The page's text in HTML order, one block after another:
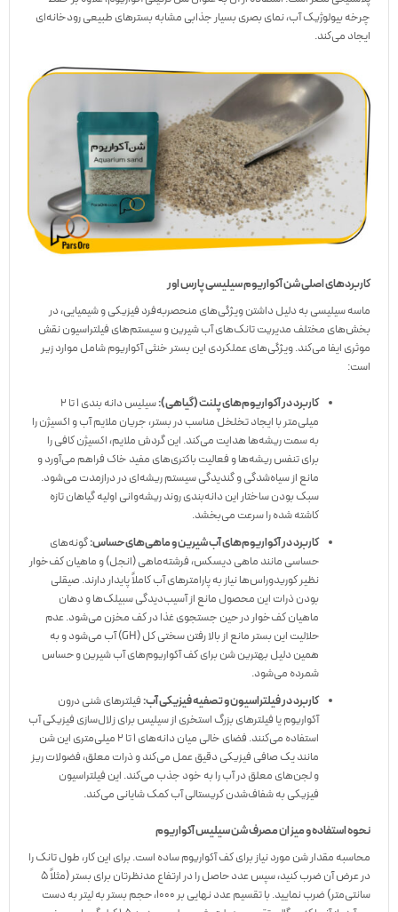
چرخه بیولوژیک آب، نمای بصری بسیار جذابی مشابه بسترهای طبیعی رودخانه‌ای
ایجاد می‌کند.
کاربردهای اصلی شن آکواریوم سیلیسی پارس اور
ماسه سیلیسی به دلیل داشتن ویژگی‌های منحصربه‌فرد فیزیکی و شیمیایی، در
بخش‌های مختلف مدیریت تانک‌های آب شیرین و سیستم‌های فیلتراسیون نقش
موثری ایفا می‌کند. ویژگی‌های عملکردی این بستر خنثی آکواریوم شامل موارد زیر
است:
کاربرد در آکواریوم‌های پلنت (گیاهی):
سیلیس دانه بندی ۱ تا ۲
میلی‌متر با ایجاد تخلخل مناسب در بستر، جریان ملایم آب و اکسیژن را
به سمت ریشه‌ها هدایت می‌کند. این گردش ملایم، اکسیژن کافی را
برای تنفس ریشه‌ها و فعالیت باکتری‌های مفید خاک فراهم می‌آورد و
مانع از سیاه‌شدگی و گندیدگی سیستم ریشه‌ای در درازمدت می‌شود.
سبک بودن ساختار این دانه‌بندی روند ریشه‌وانی اولیه گیاهان تازه
کاشته شده را سرعت می‌بخشد.
کاربرد در آکواریوم‌های آب شیرین و ماهی‌های حساس:گونه‌های
حساسی مانند ماهی دیسکس، فرشته‌ماهی (انجل) و ماهیان کف‌خوار
نظیر کوریدوراس‌ها نیاز به پارامترهای آب کاملاً پایدار دارند. صیقلی
بودن ذرات این محصول مانع از آسیب‌دیدگی سبیلک‌ها و دهان
ماهیان کف‌خوار در حین جستجوی غذا در کف مخزن می‌شود. عدم
حلالیت این بستر مانع از بالا رفتن سختی کل (GH) آب می‌شود و به
همین دلیل بهترین شن برای کف آکواریوم‌های آب شیرین و حساس
شمرده می‌شود.
کاربرد در فیلتراسیون و تصفیه فیزیکی آب:فیلترهای شنی درون
آکواریوم یا فیلترهای بزرگ استخری از سیلیس برای زلال‌سازی فیزیکی آب
استفاده می‌کنند. فضای خالی میان دانه‌های ۱ تا ۲ میلی‌متری این شن
مانند یک صافی فیزیکی دقیق عمل می‌کند و ذرات معلق، فضولات ریز
و لجن‌های معلق در آب را به خود جذب می‌کند. این فیلتراسیون
فیزیکی به شفاف‌شدن کریستالی آب کمک شایانی می‌کند.
نحوه استفاده و میزان مصرف شن سیلیس آکواریوم
محاسبه مقدار شن مورد نیاز برای کف آکواریوم ساده است. برای این کار، طول تانک را
در عرض آن ضرب کنید، سپس عدد حاصل را در ارتفاع مدنظرتان برای بستر (مثلاً ۵
سانتی‌متر) ضرب نمایید. با تقسیم عدد نهایی بر ۱۰۰۰، حجم بستر به لیتر به دست